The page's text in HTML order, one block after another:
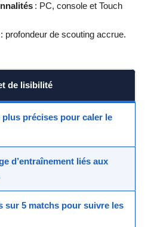
: PC, console et Touch
: profondeur de scouting accrue.
de lisibilité
précises pour caler le
d’entraînement liés aux
sur 5 matchs pour suivre les